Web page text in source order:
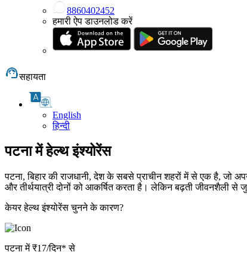
8860402452
हमारी ऐप डाउनलोड करें
सहायता
English
हिन्दी
पटना में हेल्थ इंश्योरेंस
पटना, बिहार की राजधानी, देश के सबसे प्राचीन शहरों में से एक है, जो
और तीर्थयात्री दोनों को आकर्षित करता है। लेकिन बढ़ती जीवनशैली से
केयर हेल्थ इंश्योरेंस चुनने के कारण?
पटना में ₹17/दिन* से